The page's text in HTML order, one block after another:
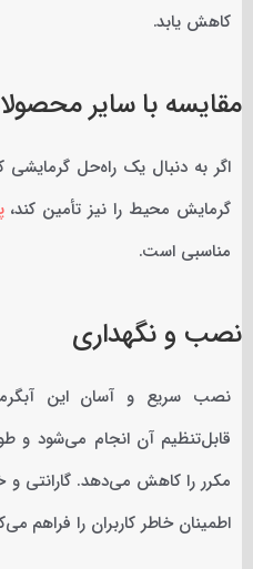
کاهش یابد.
مقایسه با سایر
اگر به دنبال یک راه‌حل
گرمایش محیط را نیز تأمین کند،
مناسبی است.
نصب و نگهداری
نصب سریع و آسان این
قابل‌تنظیم آن انجام می‌شود و
مکرر را کاهش می‌دهد. گارانتی
اطمینان خاطر کاربران را فراهم